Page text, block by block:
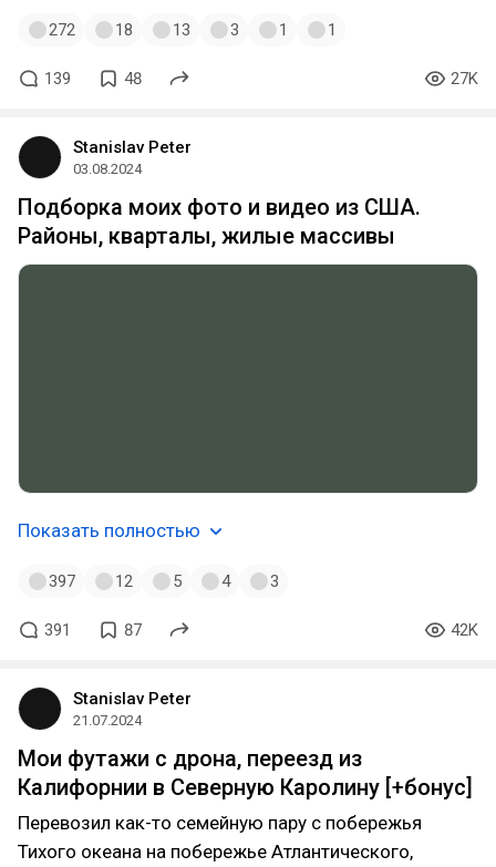
272 18 13 3 1 1
139 48 27K
Stanislav Peter
03.08.2024
Подборка моих фото и видео из США.
Районы, кварталы, жилые массивы
Показать полностью
397 12 5 4 3
391 87 42K
Stanislav Peter
21.07.2024
Мои футажи с дрона, переезд из
Калифорнии в Северную Каролину [+бонус]
Перевозил как-то семейную пару с побережья
Тихого океана на побережье Атлантического,